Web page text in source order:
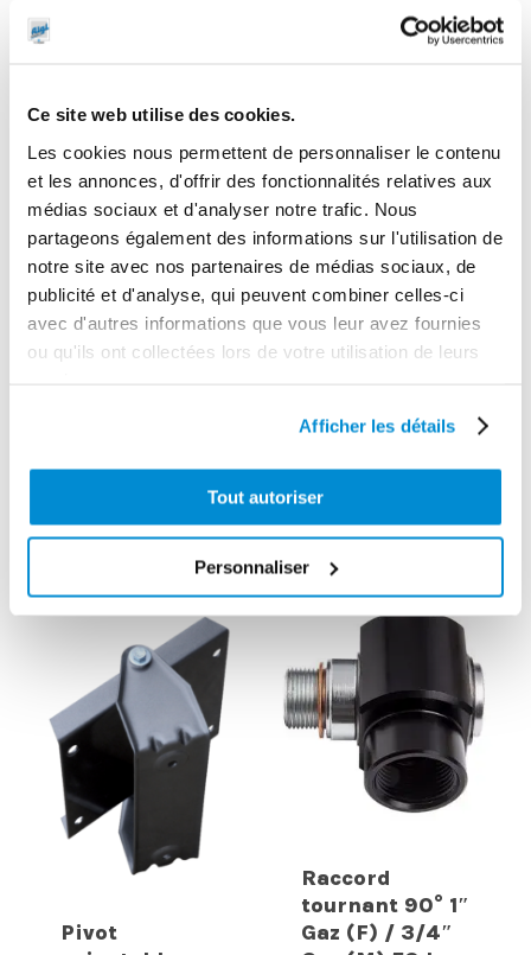
Ce site web utilise des cookies.
Les cookies nous permettent de personnaliser le contenu
et les annonces, d'offrir des fonctionnalités relatives aux
médias sociaux et d'analyser notre trafic. Nous
partageons également des informations sur l'utilisation de
notre site avec nos partenaires de médias sociaux, de
publicité et d'analyse, qui peuvent combiner celles-ci
avec d'autres informations que vous leur avez fournies
ou qu'ils ont collectées lors de votre utilisation de leurs
Afficher les détails
Tout autoriser
Personnaliser
Longueur max distribution
Gamme tarifaire
Equipements d'atelier
15.4
Garantie
2 ans
Gencode
CES PRODUITS PEUVENT VOUS
INTERESSER
Pivot
Raccord
tournant 90° 1″
Gaz (F) / 3/4″